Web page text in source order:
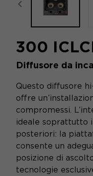
focal-naim-
300
Diffusore da
Questo diffusore
offre
compromessi.
ideale soprattutto
posteriori: la
consente un
posizione di
tecnologie